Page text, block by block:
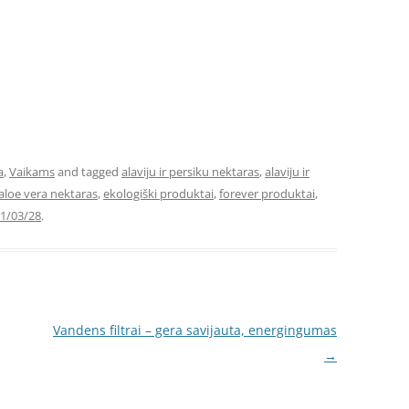
,Vaikamsand tagged alaviju ir persiku nektaras,alaviju ir
vera nektaras,ekologiški produktai,forever produktai,
03/28.
Vandens filtrai – gera savijauta, energingumas
→